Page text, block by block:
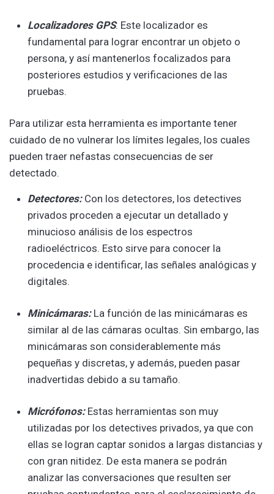
Localizadores GPS: Este localizador es
fundamental para lograr encontrar un objeto o
persona, y así mantenerlos focalizados para
posteriores estudios y verificaciones de las
pruebas.
Para utilizar esta herramienta es importante tener
cuidado de no vulnerar los límites legales, los cuales
pueden traer nefastas consecuencias de ser
detectado.
Detectores:Con los detectores, los detectives
privados proceden a ejecutar un detallado y
minucioso análisis de los espectros
radioeléctricos. Esto sirve para conocer la
procedencia e identificar, las señales analógicas y
digitales.
Minicámaras:La función de las minicámaras es
similar al de las cámaras ocultas. Sin embargo, las
minicámaras son considerablemente más
pequeñas y discretas, y además, pueden pasar
inadvertidas debido a su tamaño.
Micrófonos: Estas herramientas son muy
utilizadas por los detectives privados, ya que con
ellas se logran captar sonidos a largas distancias y
con gran nitidez. De esta manera se podrán
analizar las conversaciones que resulten ser